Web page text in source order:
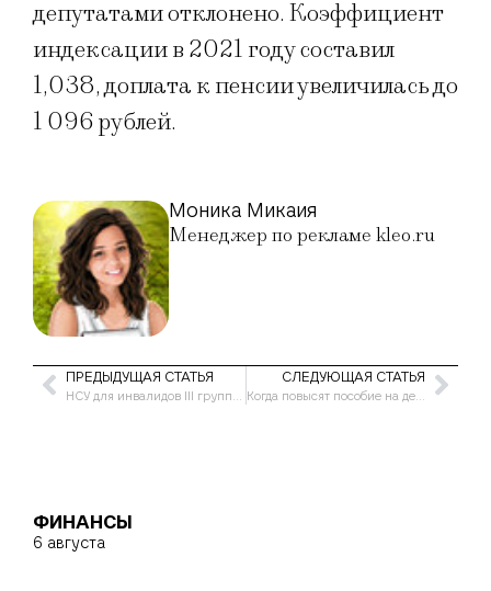
депутатами отклонено. Коэффициент
индексации в 2021 году составил
1,038, доплата к пенсии увеличилась до
1 096 рублей.
Моника Микаия
Менеджер по рекламе kleo.ru
ПРЕДЫДУЩАЯ СТАТЬЯ СЛЕДУЮЩАЯ СТАТЬЯ
Когда повысят пособие на детей с 3 до 7 лет в 2021 году
ФИНАНСЫ
6 августа